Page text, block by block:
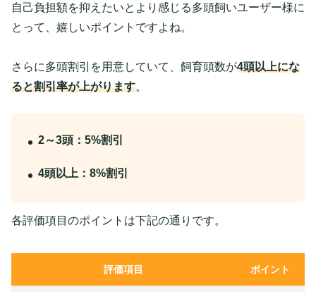
自己負担額を抑えたいとより感じる多頭飼いユーザー様に
とって、嬉しいポイントですよね。
さらに多頭割引を用意していて、飼育頭数が4頭以上にな
ると割引率が上がります。
2～3頭：5%割引
4頭以上：8%割引
各評価項目のポイントは下記の通りです。
評価項目 ポイント